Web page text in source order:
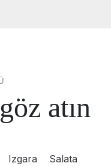
atın
Izgara Salata